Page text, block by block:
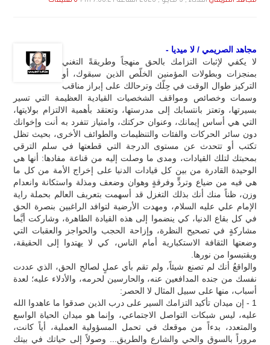
مجاهد الصريمي / لا ميديا -
لا يكفي لإثبات التزامك بالحق منهجاً وطريقةً التغني
بمنجزات وبطولات المؤمنين الخلّص الذين سبقوك، أو
التركيز طوال الوقت في حِلّك وترحالك على إبراز مناقب
وسمات وخصائص ومواقف الشخصيات القيادية العظيمة التي تسير
بسيرتها، وتعتز بانتسابك إلى مدرستها، وتعتقد بأهمية الالتزام بولايتها،
التي هي أساس إيمانك، وعنوان حركتك، وامتياز تتفرد به أنت وإخوانك
دون سائر الحركات والفئات والتنظيمات والطوائف الأخرى، بحيث تظل
تكتب أو تتحدث عن مستوى الدرجة التي قطعتها في سلم الترقي
بمحبتك لتلك القيادات، ومدى ما وصلت إليه من قناعة مفادها: أنها هي
الوحيدة القادرة من بين كل قيادات الدنيا على إخراج الأمة من كل ما
هي فيه من ضياع وتردٍّ وفرقةٍ وهوان وضعف ومذلة واستكانة وانعدام
وزن، ظناً منك أنك بذلك التغزل قد أسهمت بتعريف العالم بحملة راية
الإمام علي عليه السلام، ومهدت الأرضية لتوافد الراغبين بنصرة الحق
في كل بقاع الدنيا، كي ينضموا إلى هذه القيادة الطاهرة، وشاركت أيَّما
مشاركةٍ في تصحيح النظرة، وإزاحة الحجب والحواجز والعقبات التي
وضعتها الثقافة الاستكبارية أمام الناس، كي لا يهتدوا إلى الحقيقة،
ويقتبسوا من نورها.
والواقعُ أنك لم تصنع شيئاً، ولم تقم بأي عملٍ لصالح الحق، الذي عددت
نفسك من جنده المدافعين عنه، والحارسين لحرمه، والأدلاء عليه؛ لعدة
أسباب، منها على سبيل المثال لا الحصر:
1 - إن ميدان تأكيد التزامك السير على درب الذين صدقوا ما عاهدوا الله
عليه، ليس شبكات التواصل الاجتماعي، وإنما هو ميدان الحياة الواسع
والمتعدد، بدءاً من موقعك في تحمل المسؤولية العملية، أياً كانت،
مروراً بالسوق والحي والشارع والطريق... وصولاً إلى حياتك في بيتك